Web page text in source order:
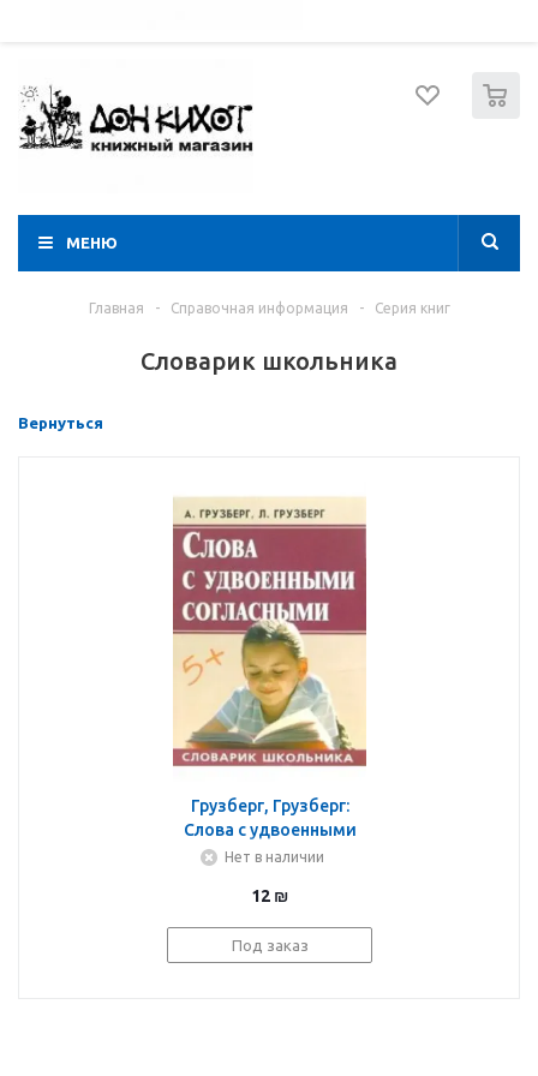
МЕНЮ
Главная - Справочная информация - Серия книг
Словарик школьника
Вернуться
Грузберг, Грузберг:
Слова с удвоенными
согласными
Нет в наличии
12 ₪
Под заказ